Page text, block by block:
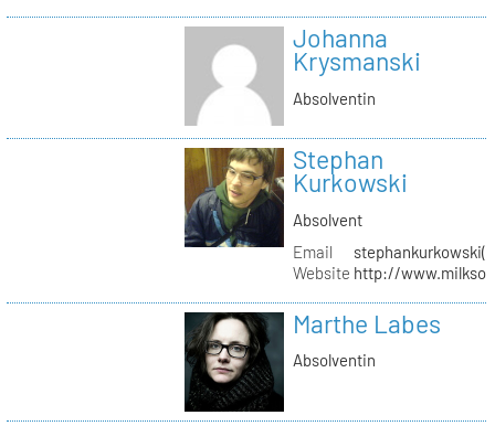
Johanna
Krysmanski
Absolventin
Stephan
Kurkowski
Absolvent
Email
Website http://
Marthe Labes
Absolventin